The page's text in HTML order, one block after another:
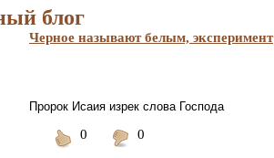
блог
Черное называют белым, эксперимент
Пророк Исаия изрек слова Господа
0
0